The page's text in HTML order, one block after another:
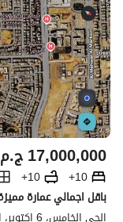
ج.م17,000,000
10+
10+
الحي الخامس، 6 اكتوبر، الجيزة